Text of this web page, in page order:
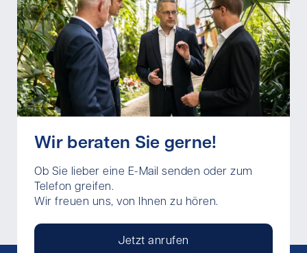
Wir beraten Sie gerne!
Ob Sie lieber eine E-Mail senden oder zum
Telefon greifen.
Wir freuen uns, von Ihnen zu hören.
Jetzt anrufen